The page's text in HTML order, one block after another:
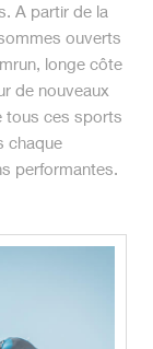
A partir de la
ouverts
longe côte
de nouveaux
tous ces sports
chaque
performantes.